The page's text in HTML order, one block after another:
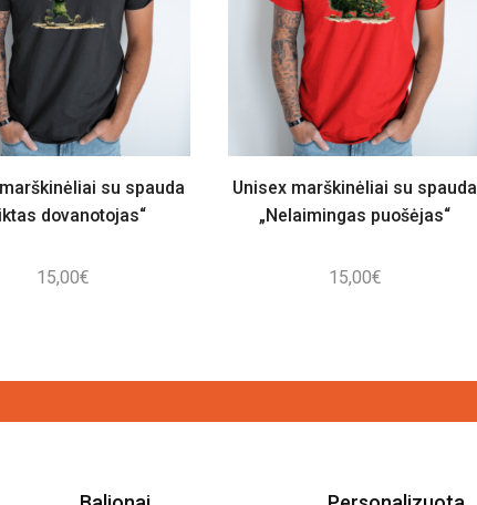
su spauda
dovanotojas“
15,00€
Unisex marškinėliai su spauda
„Nelaimingas puošėjas“
15,00€